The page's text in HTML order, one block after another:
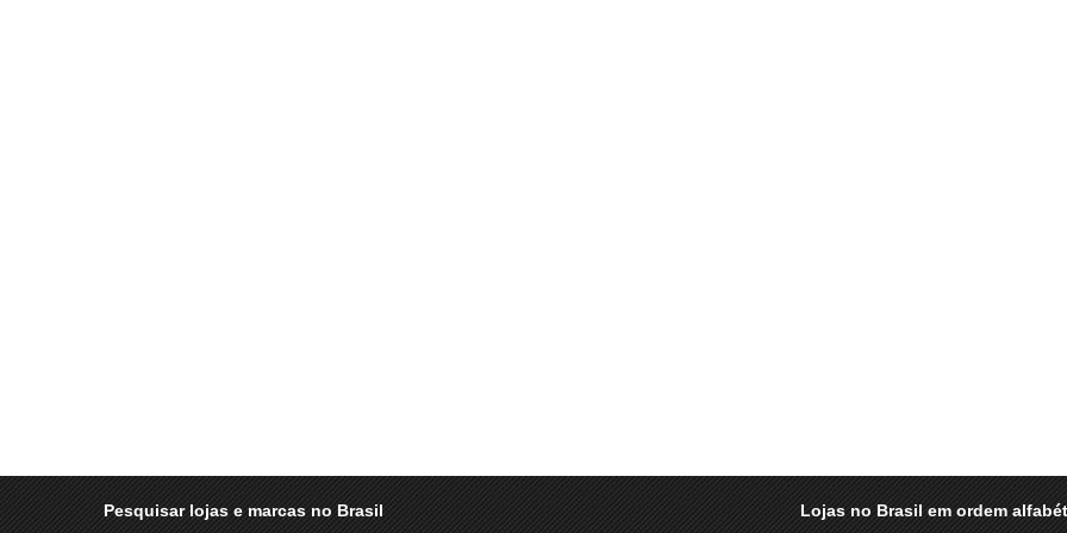
Pesquisar lojas e marcas no Brasil Lojas no Brasil em ordem